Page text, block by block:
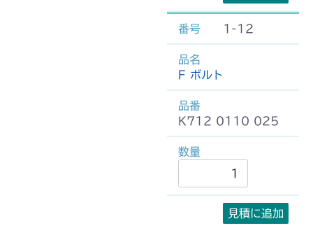
1-12
F ボルト
K712 0110 025
見積に追加